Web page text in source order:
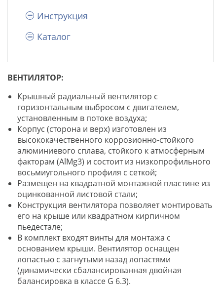
Инструкция
Каталог
ВЕНТИЛЯТОР:
Крышный радиальный вентилятор с
горизонтальным выбросом с двигателем,
установленным в потоке воздуха;
Корпус (сторона и верх) изготовлен из
высококачественного коррозионно-стойкого
алюминиевого сплава, стойкого к атмосферным
факторам (AlMg3) и состоит из низкопрофильного
восьмиугольного профиля с сеткой;
Размещен на квадратной монтажной пластине из
оцинкованной листовой стали;
Конструкция вентилятора позволяет монтировать
его на крыше или квадратном кирпичном
пьедестале;
В комплект входят винты для монтажа с
основанием крыши. Вентилятор оснащен
лопастью с загнутыми назад лопастями
(динамически сбалансированная двойная
балансировка в классе G 6.3).